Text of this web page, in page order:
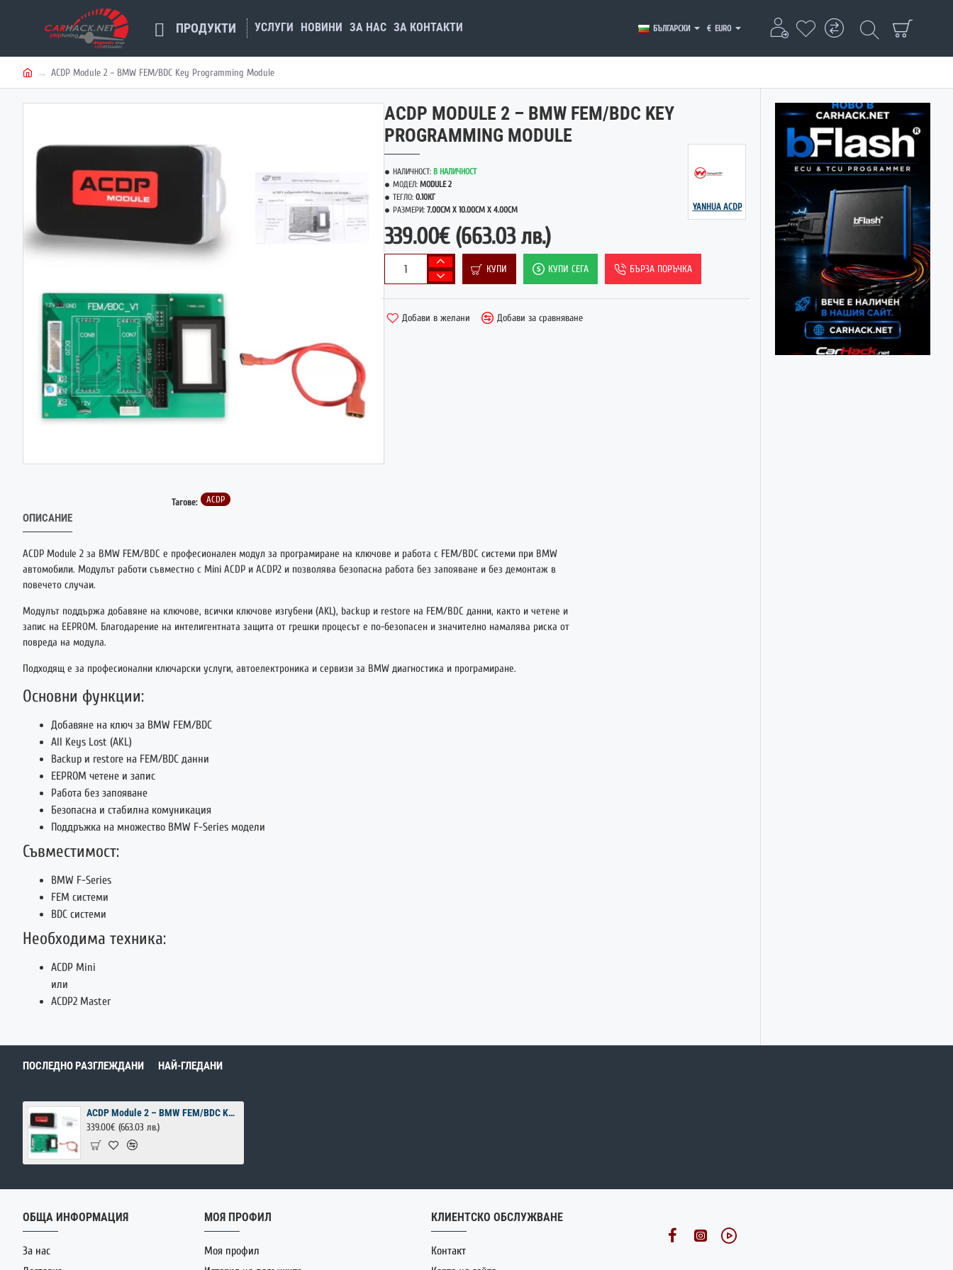
ПРОДУКТИ УСЛУГИ НОВИНИ ЗА НАС ЗА КОНТАКТИ БЪЛГАРСКИ € EURO
ACDP Module 2 – BMW FEM/BDC Key Programming Module
Тагове: ACDP
ACDP MODULE 2 – BMW FEM/BDC KEY
PROGRAMMING MODULE
НАЛИЧНОСТ: В НАЛИЧНОСТ
МОДЕЛ: MODULE 2
ТЕГЛО: 0.10КГ
РАЗМЕРИ: 7.00CM X 10.00CM X 4.00CM YANHUA ACDP
339.00€ (663.03 лв.)
КУПИ КУПИ СЕГА БЪРЗА ПОРЪЧКА
Добави в желани Добави за сравняване
ОПИСАНИЕ
ACDP Module 2 за BMW FEM/BDC е професионален модул за програмиране на ключове и работа с FEM/BDC системи при BMW
автомобили. Модулът работи съвместно с Mini ACDP и ACDP2 и позволява безопасна работа без запояване и без демонтаж в
повечето случаи.
Модулът поддържа добавяне на ключове, всички ключове изгубени (AKL), backup и restore на FEM/BDC данни, както и четене и
запис на EEPROM. Благодарение на интелигентната защита от грешки процесът е по-безопасен и значително намалява риска от
повреда на модула.
Подходящ е за професионални ключарски услуги, автоелектроника и сервизи за BMW диагностика и програмиране.
Основни функции:
Добавяне на ключ за BMW FEM/BDC
All Keys Lost (AKL)
Backup и restore на FEM/BDC данни
EEPROM четене и запис
Работа без запояване
Безопасна и стабилна комуникация
Поддръжка на множество BMW F-Series модели
Съвместимост:
BMW F-Series
FEM системи
BDC системи
Необходима техника:
ACDP Mini
или
ACDP2 Master
ПОСЛЕДНО РАЗГЛЕЖДАНИ НАЙ-ГЛЕДАНИ
ACDP Module 2 – BMW FEM/BDC Key Programming Module
339.00€ (663.03 лв.)
ОБЩА ИНФОРМАЦИЯ
За нас
МОЯ ПРОФИЛ
Моя профил
КЛИЕНТСКО ОБСЛУЖВАНЕ
Контакт